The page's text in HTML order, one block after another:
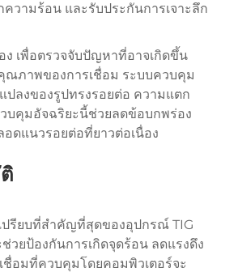
วามร้อน และรับประกันการเจาะลึก
เพื่อตรวจจับปัญหาที่อาจเกิดขึ้น
ณภาพของการเชื่อม ระบบควบคุม
ปลงของรูปทรงรอยต่อ ความแตก
บคุมอัจฉริยะนี้ช่วยลดข้อบกพร่อง
ดแนวรอยต่อที่ยาวต่อเนื่อง
ปรียบที่สำคัญที่สุดของอุปกรณ์ TIG
วยป้องกันการเกิดจุดร้อน ลดแรงดึง
ชื่อมที่ควบคุมโดยคอมพิวเตอร์จะ